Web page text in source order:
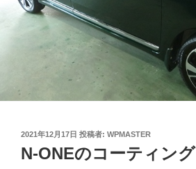
投
稿
日:
2021年12月17日 投稿者: WPMASTER
N-ONEのコーティング